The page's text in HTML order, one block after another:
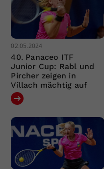
02.05.2024
40. Panaceo ITF
Junior Cup: Rabl und
Pircher zeigen in
Villach mächtig auf